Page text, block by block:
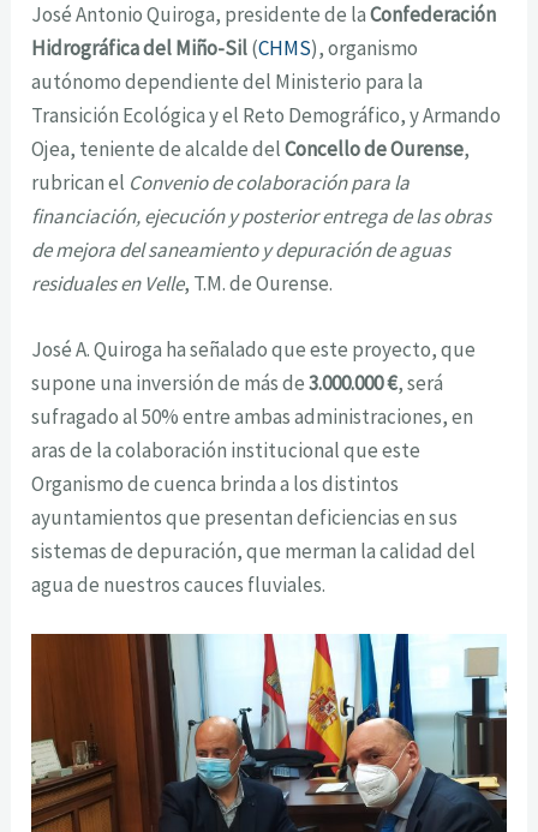
José Antonio Quiroga, presidente de laConfederación
Hidrográfica del Miño-Sil(CHMS), organismo
autónomo dependiente del Ministerio para la
Transición Ecológica y el Reto Demográfico, y Armando
Ojea, teniente de alcalde delConcello de Ourense,
rubrican el Convenio de colaboración para la
financiación, ejecución y posterior entrega de las obras
de mejora del saneamiento y depuración de aguas
residuales en Velle, T.M. de Ourense.
José A. Quiroga ha señalado que este proyecto, que
supone una inversión de más de3.000.000 €, será
sufragado al 50% entre ambas administraciones, en
aras de la colaboración institucional que este
Organismo de cuenca brinda a los distintos
ayuntamientos que presentan deficiencias en sus
sistemas de depuración, que merman la calidad del
agua de nuestros cauces fluviales.